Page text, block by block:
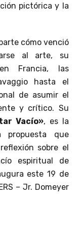
pictórica y la
cómo venció
al arte, su
Francia, las
hasta el
de asumir el
y crítico. Su
Vacío», es la
propuesta que
sobre el
espiritual de
este 19 de
– Jr. Domeyer